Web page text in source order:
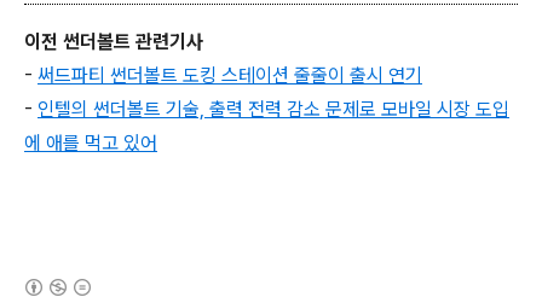
이전 썬더볼트 관련기사
- 써드파티 썬더볼트 도킹 스테이션 줄줄이 출시 연기
- 인텔의 썬더볼트 기술, 출력 전력 감소 문제로 모바일 시장 도입
에 애를 먹고 있어